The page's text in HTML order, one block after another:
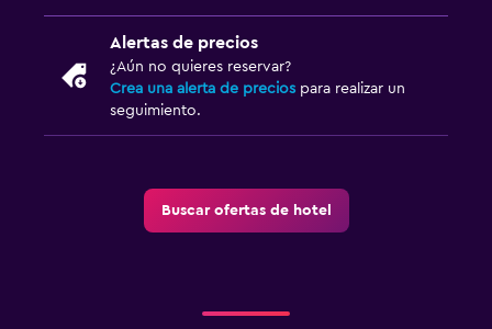
Alertas de precios
¿Aún no quieres reservar?
Crea una alerta de precios para realizar un
seguimiento.
Buscar ofertas de hotel